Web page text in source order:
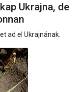
Ukrajna, de
ad el Ukrajnának.